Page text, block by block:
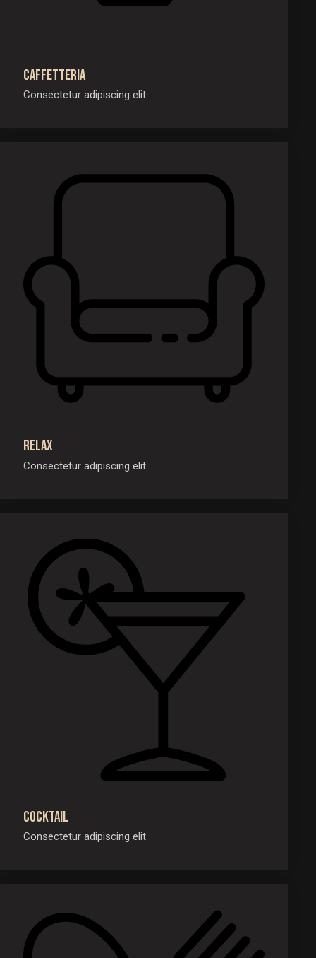
Caffetteria
Consectetur adipiscing elit
Relax
Consectetur adipiscing elit
Cocktail
Consectetur adipiscing elit